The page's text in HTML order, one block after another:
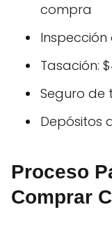
compra
Tasación:
Seguro de
Depósitos
Proceso
Comprar